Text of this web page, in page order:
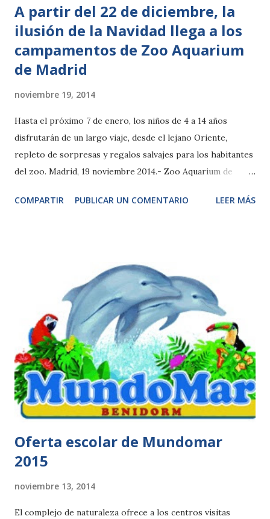
A partir del 22 de diciembre, la
ilusión de la Navidad llega a los
campamentos de Zoo Aquarium
de Madrid
noviembre 19, 2014
Hasta el próximo 7 de enero, los niños de 4 a 14 años
disfrutarán de un largo viaje, desde el lejano Oriente,
repleto de sorpresas y regalos salvajes para los habitantes
del zoo. Madrid, 19 noviembre 2014.- Zoo Aquarium de
de Navidad 2.014. Coincidiendo con el inicio de las
convertirán en protagonistas de las fiestas junto a sus
animales favoritos y las crías que han nacido a lo largo del
último año. El pequeño oso panda Xing Bao, la cría de gorila
de costa Gaika, las jirafas Masai y Kenia; los delfines Ringo,
Lennon y Blu; el juguetón elefante asiático Buba o la última
en incorporarse al Planeta Zoo, una pequeña cebra de
Chapman, serán tan sólo algunas de las estrellas de las
navidades que acompañarán a los pequeños en su aventura a
lo largo de los ...
COMPARTIR PUBLICAR UN COMENTARIO LEER MÁS
Oferta escolar de Mundomar
2015
noviembre 13, 2014
El complejo de naturaleza ofrece a los centros visitas